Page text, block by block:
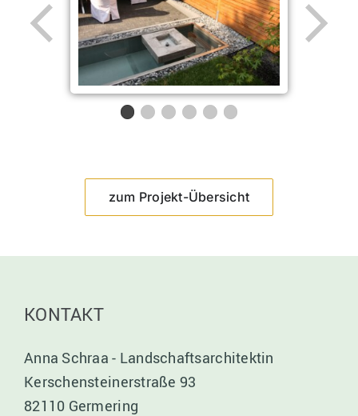
zum Projekt-Übersicht
KONTAKT
Anna Schraa - Landschaftsarchitektin
Kerschensteinerstraße 93
82110 Germering